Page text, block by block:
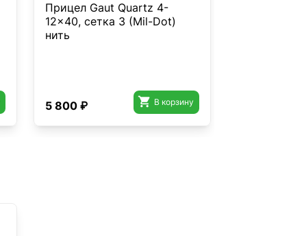
Прицел Gaut Quartz 4-
12x40, сетка 3 (Mil-Dot)
нить
5 800 ₽  В корзину